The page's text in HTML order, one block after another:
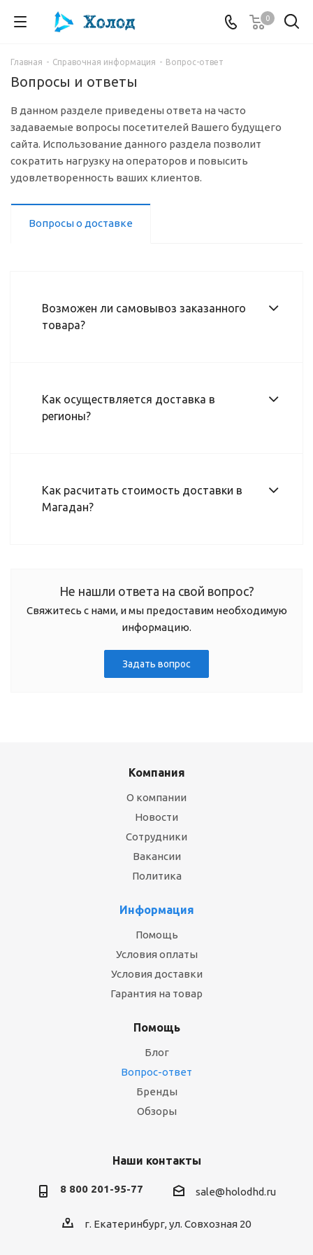
0
Главная - Справочная информация - Вопрос-ответ
Вопросы и ответы
В данном разделе приведены ответа на часто
задаваемые вопросы посетителей Вашего будущего
сайта. Использование данного раздела позволит
сократить нагрузку на операторов и повысить
удовлетворенность ваших клиентов.
Вопросы о доставке
Возможен ли самовывоз заказанного
товара?
Как осуществляется доставка в
регионы?
Как расчитать стоимость доставки в
Магадан?
Не нашли ответа на свой вопрос?
Свяжитесь с нами, и мы предоставим необходимую
информацию.
Задать вопрос
Компания
О компании
Новости
Сотрудники
Вакансии
Политика
Информация
Помощь
Условия оплаты
Условия доставки
Гарантия на товар
Помощь
Блог
Вопрос-ответ
Бренды
Обзоры
Наши контакты
8 800 201-95-77 sale@holodhd.ru
г. Екатеринбург, ул. Совхозная 20